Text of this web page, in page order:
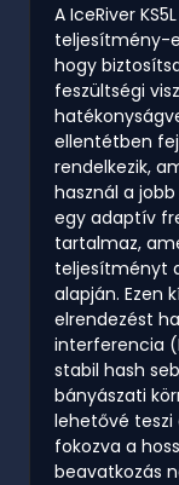
A IceRiver
teljesítmény-
hogy
feszültségi
ellentétben
rendelkezik,
használ a
egy adaptív
tartalmaz,
teljesítményt
alapján. Ezen
elrendezést
interferencia
stabil hash
bányászati
lehetővé
fokozva a
beavatkozás